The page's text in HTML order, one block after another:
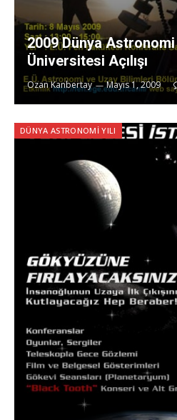
2009 Dünya Astronomi
Üniversitesi Açılışı
Ozan Kanbertay Mayıs 1, 2009
DÜNYA ASTRONOMI YILI